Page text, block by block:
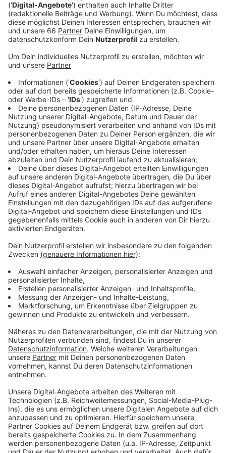
Schützen. Die lassen sich aber nicht unterkriegen
und zeigen Präsenz - in der realen aber auch der
virtuellen Welt.
Mit Flaggen in der Stadt wollen die Schützen zum
Beispiel zeigen, dass es sie gibt und sie gerne mit den
Menschen in Düsseldorf Schützenfest gefeiert
hätten. Und schon seit einigen Tagen veröffentlichen
die Schützen über ihre Social-Media-Kanäle auch
Videos mit Eindrücken der vergangenen Jahre. Auch
das soll zeigen: Wir sind nach wie vor da! Das nächste
Schützenfest soll vom 15. bis zum 24. Juli 2022
stattfinden.
Anzeige
Anzeige
Die Homepage der St. Sebastianus-Schützen
Im Spätsommer sollte es wieder Volksfeste in
Düsseldorf geben
Impfen auf der Kirmes?
Anzeige